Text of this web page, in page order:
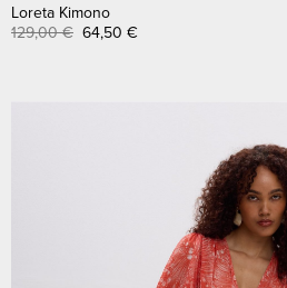
Loreta Kimono
129,00€ 64,50 €